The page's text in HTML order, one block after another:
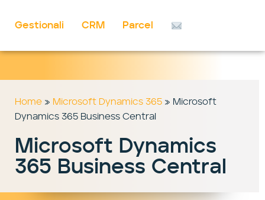
Gestionali CRM Parcel
Home » Microsoft Dynamics 365 » Microsoft
Dynamics 365 Business Central
Microsoft Dynamics
365 Business Central